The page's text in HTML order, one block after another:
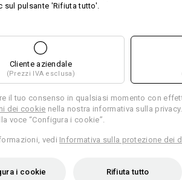
Robusto,
risposta
sweats,
certificati
sono
logo
piccole
sul pulsante 'Rifiuta tutto'.
Cliente aziendale
(Prezzi IVA esclusa)
il tuo consenso in qualsiasi momento con
dei cookie nella nostra informativa sulla
voce “Configura i cookie”.
vedi Informativa sulla protezione dei
i cookie Rifiuta tutto